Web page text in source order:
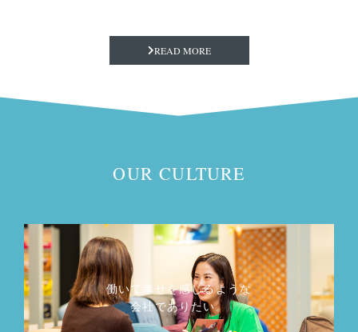
READ MORE
OUR CULTURE
働いて幸せを感じるような
会社でありたい。